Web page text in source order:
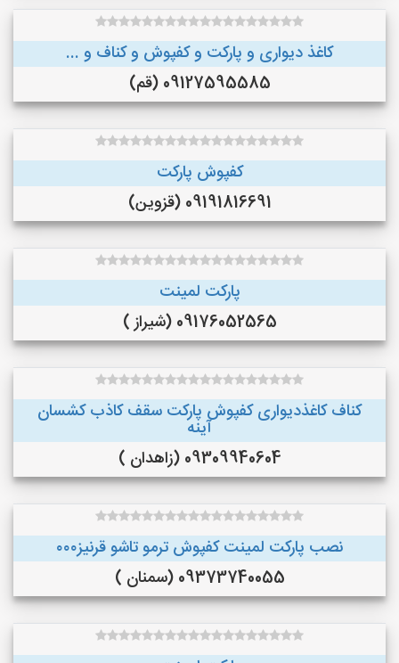
کاغذ دیواری و پارکت و کفپوش و کناف و ...
09127595585 (قم)
کفپوش پارکت
09191816691 (قزوین)
پارکت لمینت
09176052565 (شیراز )
کناف کاغذدیواری کفپوش پارکت سقف کاذب کشسان
آینه
09309940604 (زاهدان )
نصب پارکت لمینت کفپوش ترمو تاشو قرنیز۰۰۰
09373740055 (سمنان )